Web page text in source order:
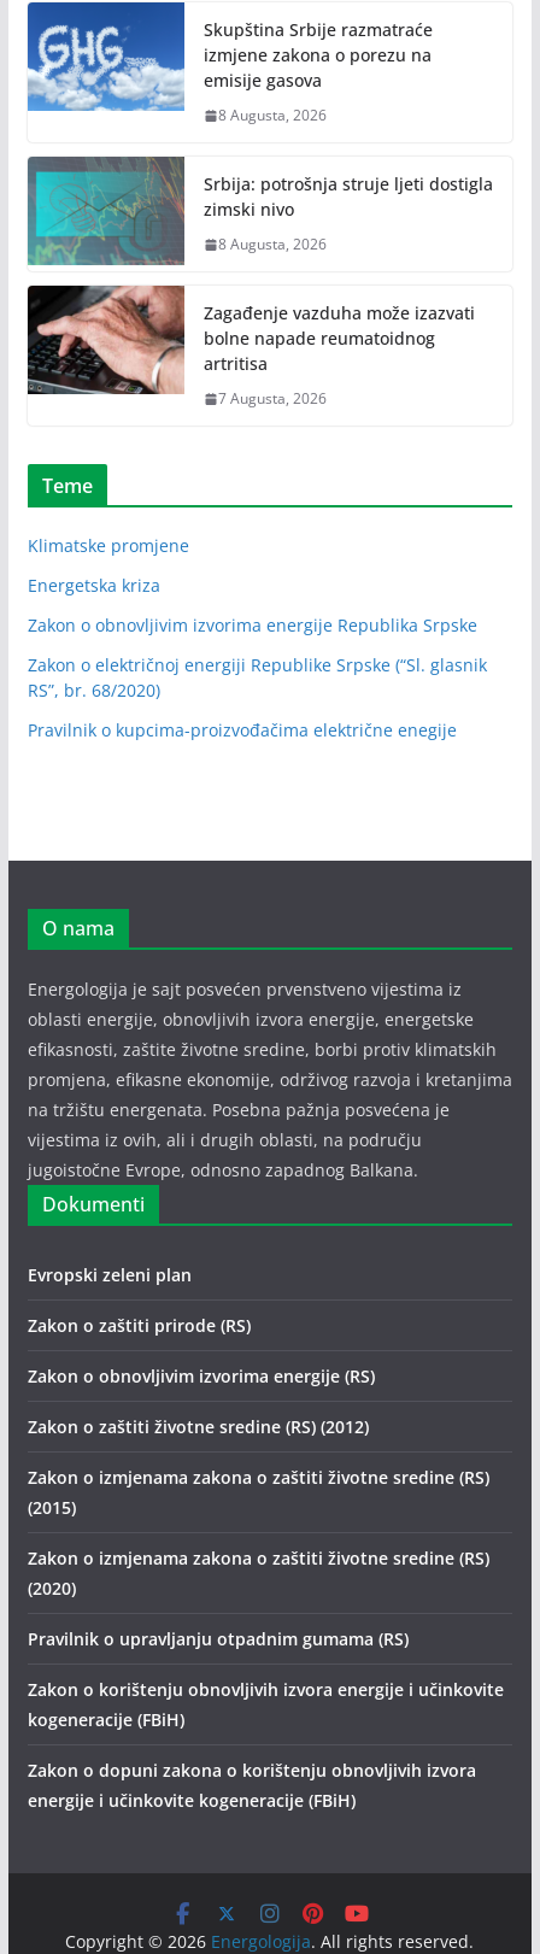
Skupština Srbije razmatraće
izmjene zakona o porezu na
emisije gasova
8 Augusta, 2026
Srbija: potrošnja struje ljeti dostigla
zimski nivo
8 Augusta, 2026
Zagađenje vazduha može izazvati
bolne napade reumatoidnog
artritisa
7 Augusta, 2026
Teme
Klimatske promjene
Energetska kriza
Zakon o obnovljivim izvorima energije Republika Srpske
Zakon o električnoj energiji Republike Srpske (“Sl. glasnik
RS”, br. 68/2020)
Pravilnik o kupcima-proizvođačima električne enegije
O nama
Energologija je sajt posvećen prvenstveno vijestima iz
oblasti energije, obnovljivih izvora energije, energetske
efikasnosti, zaštite životne sredine, borbi protiv klimatskih
promjena, efikasne ekonomije, održivog razvoja i kretanjima
na tržištu energenata. Posebna pažnja posvećena je
vijestima iz ovih, ali i drugih oblasti, na području
jugoistočne Evrope, odnosno zapadnog Balkana.
Dokumenti
Evropski zeleni plan
Zakon o zaštiti prirode (RS)
Zakon o obnovljivim izvorima energije (RS)
Zakon o zaštiti životne sredine (RS) (2012)
Zakon o izmjenama zakona o zaštiti životne sredine (RS)
(2015)
Zakon o izmjenama zakona o zaštiti životne sredine (RS)
(2020)
Pravilnik o upravljanju otpadnim gumama (RS)
Zakon o korištenju obnovljivih izvora energije i učinkovite
kogeneracije (FBiH)
Zakon o dopuni zakona o korištenju obnovljivih izvora
energije i učinkovite kogeneracije (FBiH)
Copyright © 2026 Energologija. All rights reserved.